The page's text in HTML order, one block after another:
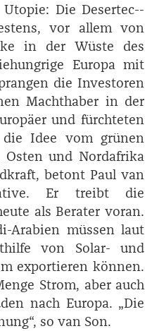
Die Desertec-­
vor allem von
in der Wüste des
Europa mit
die Investoren
Machthaber in der
und fürchteten
Idee vom grünen
und Nordafrika
betont Paul van
Er treibt die
als Berater voran.
­Arabien müssen laut
von ­Solar- und
exportieren können.
Strom, aber auch
nach Europa. „Die
so van Son.